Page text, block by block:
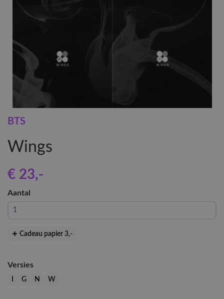
BTS
Wings
€ 23,-
Aantal
Cadeau papier 3,-
Versies
G N W